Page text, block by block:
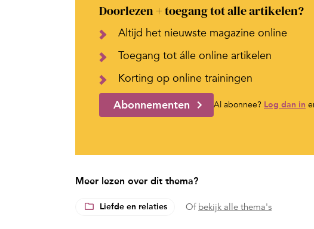
Doorlezen + toegang tot alle artikelen?
Altijd het nieuwste magazine online
Toegang tot álle online artikelen
Korting op online trainingen
Abonnementen Al abonnee? Log dan in
Meer lezen over dit thema?
Liefde en relaties Of bekijk alle thema's